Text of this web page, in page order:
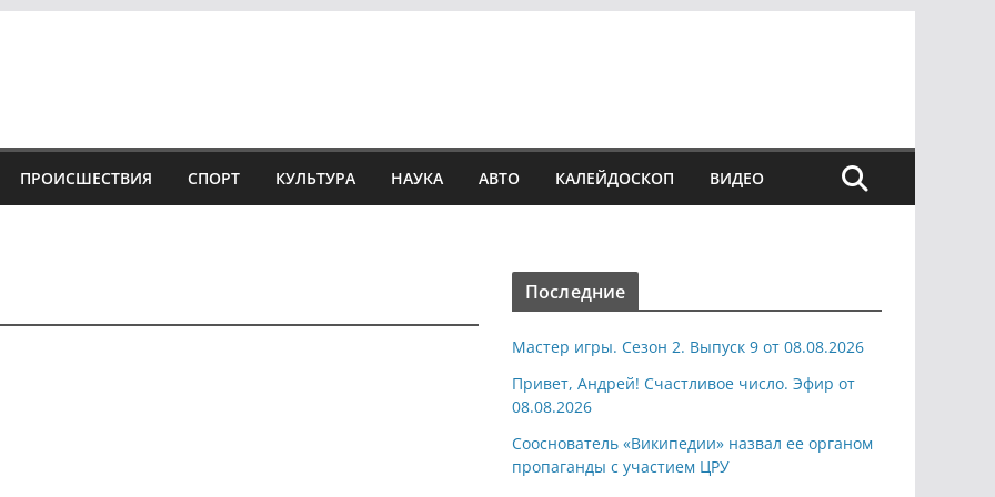
ПРОИСШЕСТВИЯ СПОРТ КУЛЬТУРА НАУКА АВТО КАЛЕЙДОСКОП ВИДЕО
Последние
Мастер игры. Сезон 2. Выпуск 9 от 08.08.2026
Привет, Андрей! Счастливое число. Эфир от
08.08.2026
Сооснователь «Википедии» назвал ее органом
пропаганды с участием ЦРУ